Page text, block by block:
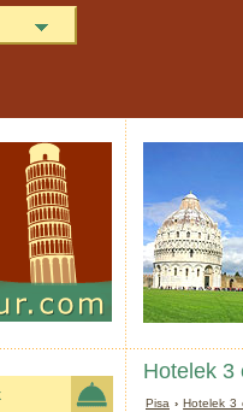
Hotelek 3
Pisa ›Hotelek 3